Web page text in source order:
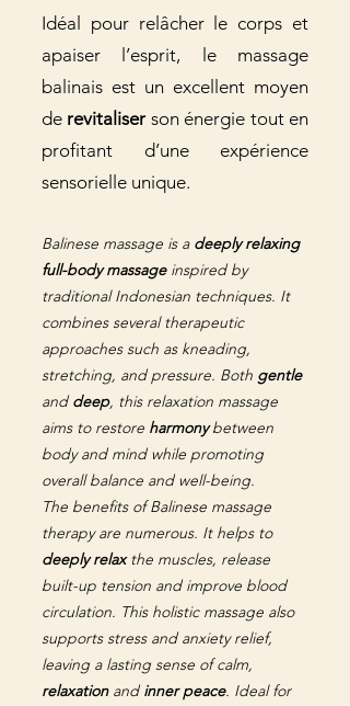
Idéal pour relâcher le corps et
apaiser l’esprit, le massage
balinais est un excellent moyen
de revitaliser son énergie tout en
profitant d’une expérience
sensorielle unique.
Balinese massage is a deeply relaxing
full-body massageinspired by
traditional Indonesian techniques. It
combines several therapeutic
approaches such as kneading,
stretching, and pressure. Both gentle
anddeep, this relaxation massage
aims to restore harmonybetween
body and mind while promoting
overall balance and well-being.
The benefits of Balinese massage
therapy are numerous. It helps to
deeply relaxthe muscles, release
built-up tension and improve blood
circulation. This holistic massage also
supports stress and anxiety relief,
leaving a lasting sense of calm,
relaxation andinner peace. Ideal for